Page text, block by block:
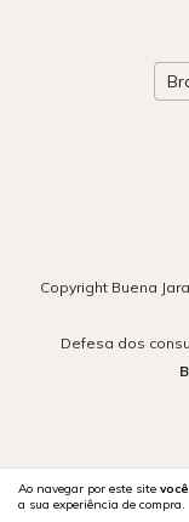
Ao navegar por este site
a sua experiência de compra.
Copyright Buena
Defesa dos